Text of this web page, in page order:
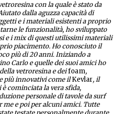
con la quale è stato da
dalla aguzza capacità di
e i materiali esistenti a proprio
le funzionalità, ho sviluppato
e i mix di questi utilissimi materiali
piacimento. Ho conosciuto il
più di 20 anni. Iniziando a
Carlo e quelle dei suoi amici ho
vetroresina e deifoam,
più innovativi come ilKevlar, il
è cominciata la vera sfida,
personale di tavole da surf
e poi per alcuni amici. Tutte